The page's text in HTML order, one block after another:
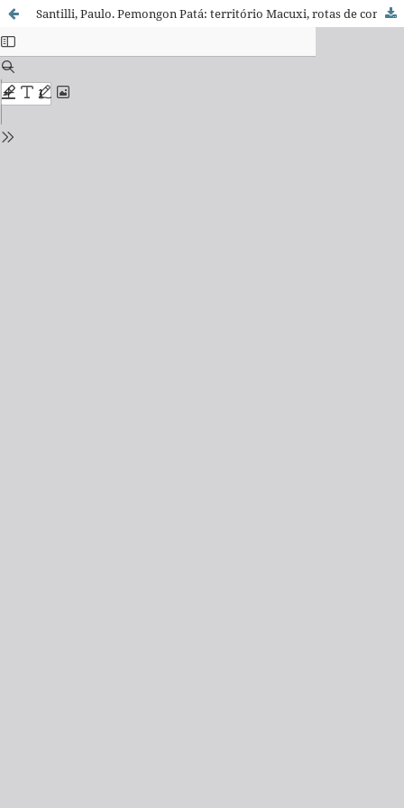
Santilli, Paulo. Pemongon Patá: território Macuxi, rotas de conflito, São Paulo, Editora UNESP, 2001, 225 pp.